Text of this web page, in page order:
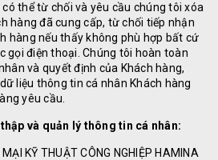
thể từ chối và yêu cầu chúng tôi xóa
hàng đã cung cấp, từ chối tiếp nhận
hàng nếu thấy không phù hợp bất cứ
gọi điện thoại. Chúng tôi hoàn toàn
và quyết định của Khách hàng,
liệu thông tin cá nhân Khách hàng
yêu cầu.
và quản lý thông tin cá nhân:
KỸ THUẬT CÔNG NGHIỆP HAMINA